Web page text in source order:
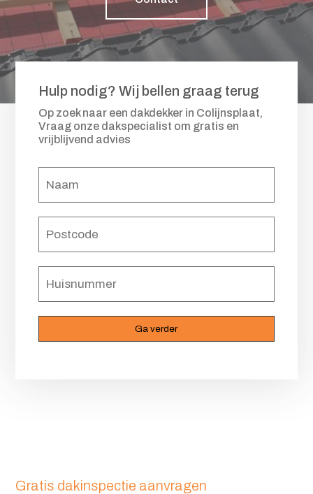
Hulp nodig? Wij bellen graag terug
Op zoek naar een dakdekker in Colijnsplaat,
Vraag onze dakspecialist om gratis en
vrijblijvend advies
Gratis dakinspectie aanvragen